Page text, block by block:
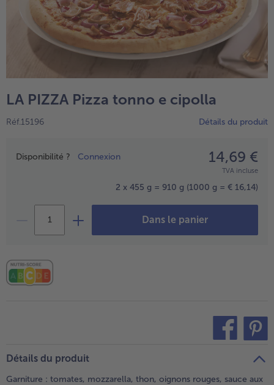
High Protein
TousHigh Protein
Veggie & Vegan
- € 5 à l’achat de 7 plats au choix
LA PIZZA Pizza tonno e cipolla
Réf.15196 Détails du produit
Prix
Disponibilité ? Connexion 14,69 €
TVA incluse
2 x 455 g = 910 g (1000 g = € 16,14)
Dans le panier
Détails du produit
Garniture : tomates, mozzarella, thon, oignons rouges, sauce aux